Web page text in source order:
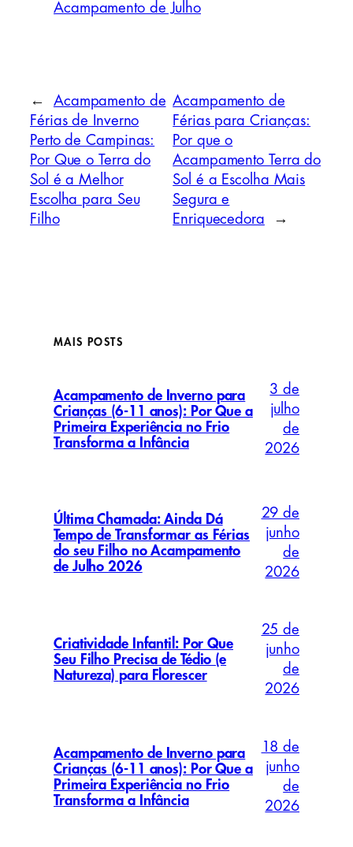
Acampamento de Julho
←
Acampamento de
Férias de Inverno
Perto de Campinas:
Por Que o Terra do
Sol é a Melhor
Escolha para Seu
Filho
Acampamento de
Férias para Crianças:
Por que o
Acampamento Terra do
Sol é a Escolha Mais
Segura e
Enriquecedora
→
MAIS POSTS
Acampamento de Inverno para
Crianças (6-11 anos): Por Que a
Primeira Experiência no Frio
Transforma a Infância
3 de
julho
de
2026
Última Chamada: Ainda Dá
Tempo de Transformar as Férias
do seu Filho no Acampamento
de Julho 2026
29 de
junho
de
2026
Criatividade Infantil: Por Que
Seu Filho Precisa de Tédio (e
Natureza) para Florescer
25 de
junho
de
2026
Acampamento de Inverno para
Crianças (6-11 anos): Por Que a
Primeira Experiência no Frio
Transforma a Infância
18 de
junho
de
2026